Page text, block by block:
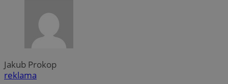
Jakub Prokop
reklama